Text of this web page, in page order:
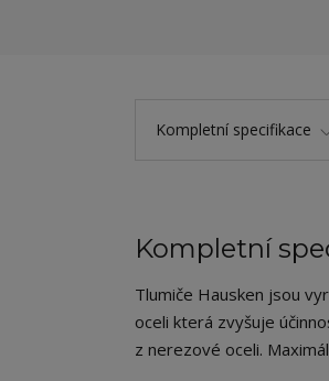
Kompletní specifikace
Kompletní
Tlumiče Hausken jsou
oceli která zvyšuje
z nerezové oceli.